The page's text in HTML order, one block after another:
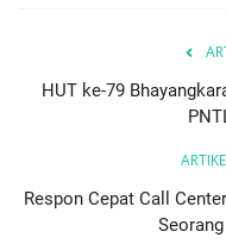
HUT ke-79
Respon Cepat Call